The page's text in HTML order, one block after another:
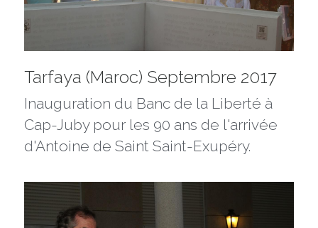
Tarfaya (Maroc) Septembre 2017
Inauguration du Banc de la Liberté à
Cap-Juby pour les 90 ans de l'arrivée
d'Antoine de Saint Saint-Exupéry.